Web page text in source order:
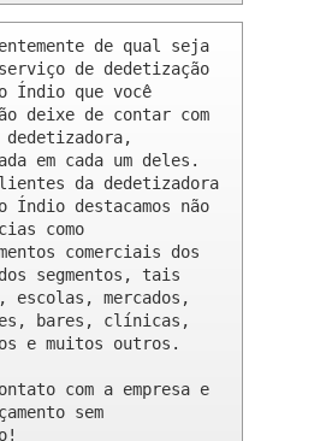
de qual seja
de dedetização
Índio que você
deixe de contar com
em cada um deles.
da dedetizadora
Índio destacamos não
como
comerciais dos
segmentos, tais
escolas, mercados,
bares, clínicas,
e muitos outros.
com a empresa e
sem